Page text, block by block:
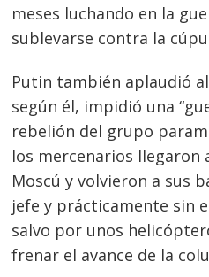
meses luchando en la
sublevarse contra la
Putin también aplaudió
según él, impidió una
rebelión del grupo
los mercenarios llegaron
Moscú y volvieron a sus
jefe y prácticamente sin
salvo por unos
frenar el avance de la
Navegación
de
entradas